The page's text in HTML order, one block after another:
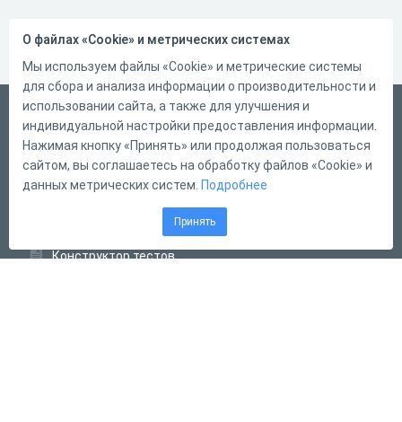
Український
Справка
Форма обратной связи
Конструктор тестов
О файлах «Cookie» и метрических системах
Мы используем файлы «Cookie» и метрические системы
для сбора и анализа информации о производительности и
использовании сайта, а также для улучшения и
индивидуальной настройки предоставления информации.
Нажимая кнопку «Принять» или продолжая пользоваться
сайтом, вы соглашаетесь на обработку файлов «Cookie» и
данных метрических систем. Подробнее
Принять